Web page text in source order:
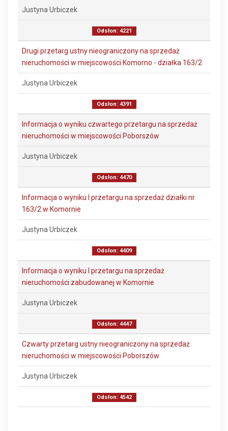
Justyna Urbiczek
Odsłon: 4221
Drugi przetarg ustny nieograniczony na sprzedaż
nieruchomości w miejscowości Komorno - działka 163/2
Justyna Urbiczek
Odsłon: 4391
Informacja o wyniku czwartego przetargu na sprzedaż
nieruchomości w miejscowości Poborszów
Justyna Urbiczek
Odsłon: 4470
Informacja o wyniku I przetargu na sprzedaż działki nr
163/2 w Komornie
Justyna Urbiczek
Odsłon: 4409
Informacja o wyniku I przetargu na sprzedaż
nieruchomości zabudowanej w Komornie
Justyna Urbiczek
Odsłon: 4447
Czwarty przetarg ustny nieograniczony na sprzedaż
nieruchomości w miejscowości Poborszów
Justyna Urbiczek
Odsłon: 4542